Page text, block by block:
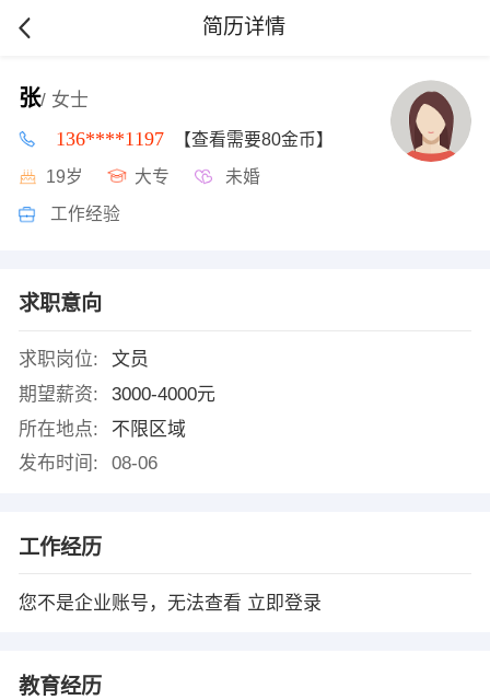
简历详情
张/ 女士
136****1197 【查看需要80金币】
19岁 大专 未婚
工作经验
求职意向
求职岗位:
文员
期望薪资:
3000-4000元
所在地点:
不限区域
发布时间:
08-06
工作经历
您不是企业账号，无法查看 立即登录
教育经历